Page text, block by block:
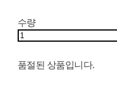
수량
품절된 상품입니다.